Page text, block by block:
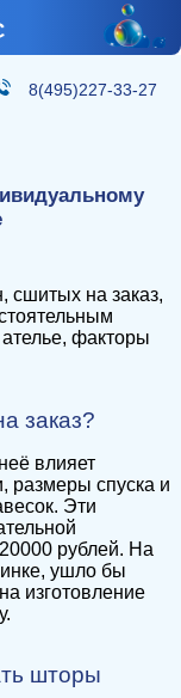
8(495)227-33-27
сшитых на заказ,
факторы
заказ?
влияет
размеры спуска и
Эти
рублей. На
ушло бы
изготовление
шторы